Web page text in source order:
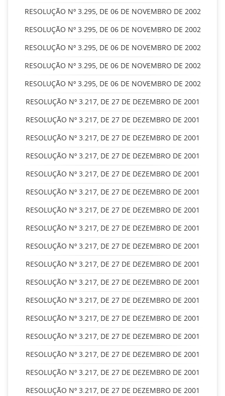
RESOLUÇÃO Nº 3.295, DE 06 DE NOVEMBRO DE 2002
RESOLUÇÃO Nº 3.295, DE 06 DE NOVEMBRO DE 2002
RESOLUÇÃO Nº 3.295, DE 06 DE NOVEMBRO DE 2002
RESOLUÇÃO Nº 3.295, DE 06 DE NOVEMBRO DE 2002
RESOLUÇÃO Nº 3.295, DE 06 DE NOVEMBRO DE 2002
RESOLUÇÃO Nº 3.217, DE 27 DE DEZEMBRO DE 2001
RESOLUÇÃO Nº 3.217, DE 27 DE DEZEMBRO DE 2001
RESOLUÇÃO Nº 3.217, DE 27 DE DEZEMBRO DE 2001
RESOLUÇÃO Nº 3.217, DE 27 DE DEZEMBRO DE 2001
RESOLUÇÃO Nº 3.217, DE 27 DE DEZEMBRO DE 2001
RESOLUÇÃO Nº 3.217, DE 27 DE DEZEMBRO DE 2001
RESOLUÇÃO Nº 3.217, DE 27 DE DEZEMBRO DE 2001
RESOLUÇÃO Nº 3.217, DE 27 DE DEZEMBRO DE 2001
RESOLUÇÃO Nº 3.217, DE 27 DE DEZEMBRO DE 2001
RESOLUÇÃO Nº 3.217, DE 27 DE DEZEMBRO DE 2001
RESOLUÇÃO Nº 3.217, DE 27 DE DEZEMBRO DE 2001
RESOLUÇÃO Nº 3.217, DE 27 DE DEZEMBRO DE 2001
RESOLUÇÃO Nº 3.217, DE 27 DE DEZEMBRO DE 2001
RESOLUÇÃO Nº 3.217, DE 27 DE DEZEMBRO DE 2001
RESOLUÇÃO Nº 3.217, DE 27 DE DEZEMBRO DE 2001
RESOLUÇÃO Nº 3.217, DE 27 DE DEZEMBRO DE 2001
RESOLUÇÃO Nº 3.217, DE 27 DE DEZEMBRO DE 2001